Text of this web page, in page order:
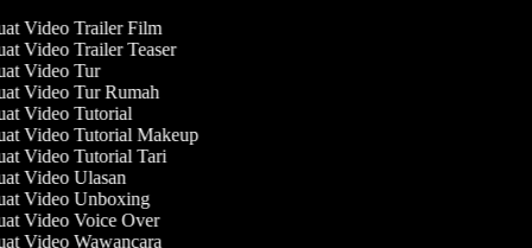
Video Trailer Film
Video Trailer Teaser
Video Tur
Video Tur Rumah
Video Tutorial
Video Tutorial Makeup
Video Tutorial Tari
Video Ulasan
Video Unboxing
Video Voice Over
Video Wawancara